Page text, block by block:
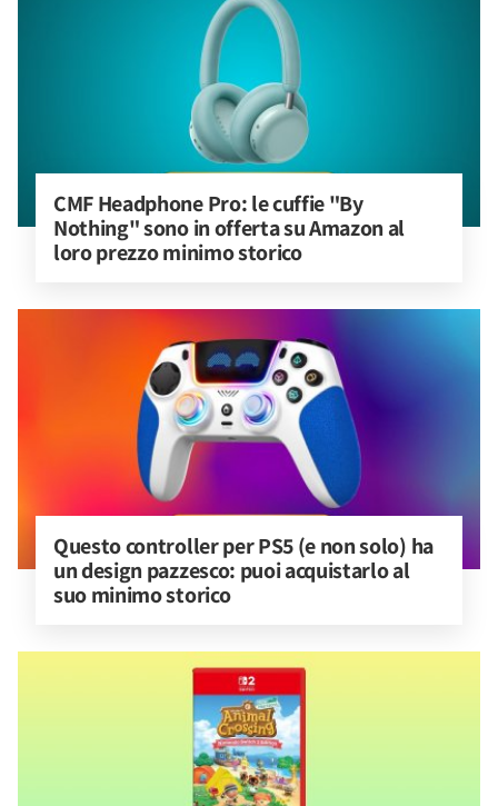
CMF Headphone Pro: le cuffie "By
Nothing" sono in offerta su Amazon al
loro prezzo minimo storico
Questo controller per PS5 (e non solo) ha
un design pazzesco: puoi acquistarlo al
suo minimo storico